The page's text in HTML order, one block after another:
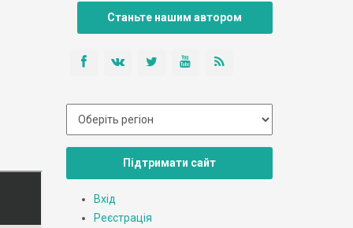
Станьте нашим автором
Підтримати сайт
Вхід
Реєстрація